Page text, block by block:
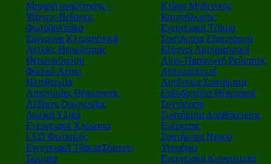
Μηχανή αναζήτησης –
Ψάχνεις-Βρίσκεις
Φωτοβολταϊκά
Σύγχρονα Κλιματιστικά
Αντλίες Θερμότητας
Θερμομόνωση
Φυσικό Αέριο
Ηλιοθερμία
Αυτονομίες Θέρμανσης
Λέβητες Οικονομίας
Δομικά Υλικά
Ενεργειακά Χρώματα
LED Φωτισμός
Ενεργειακά Τζάκια/Σόμπες/
Σώματα
Κτίρια Μηδενικής
Κατανάλωσης
Ενεργειακά Τζάμια
Συστήματα Εξαερισμού
Εξυπνοι Αυτοματισμοί
Αυτο-Παραγωγή Ρεύματος
Αυτοματισμοί
Αυτόνομα Συστήματα
Ενδοδαπέδια Θέρμανση
Συντήρηση
Συστήματα Αποθήκευσης
Ενέργειας
Συστήματα Νερού
Υγραέριο
Ενεργειακά Κουφώματα